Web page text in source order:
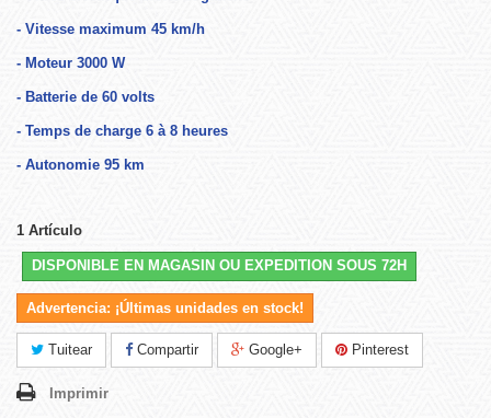
- Vitesse maximum 45 km/h
- Moteur 3000 W
- Batterie de 60 volts
- Temps de charge 6 à 8 heures
- Autonomie 95 km
1 Artículo
DISPONIBLE EN MAGASIN OU EXPEDITION SOUS 72H
Advertencia: ¡Últimas unidades en stock!
Tuitear Compartir Google+ Pinterest
Imprimir